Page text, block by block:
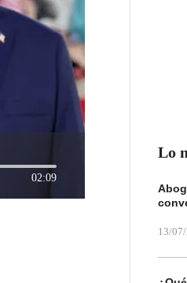
02:09
Lo
13/